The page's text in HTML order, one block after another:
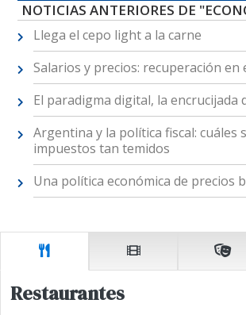
NOTICIAS ANTERIORES DE
Llega el cepo light a la carne
Salarios y precios: recuperación en
El paradigma digital, la encrucijada
Argentina y la política fiscal: cuáles
impuestos tan temidos
Una política económica de precios
Restaurantes